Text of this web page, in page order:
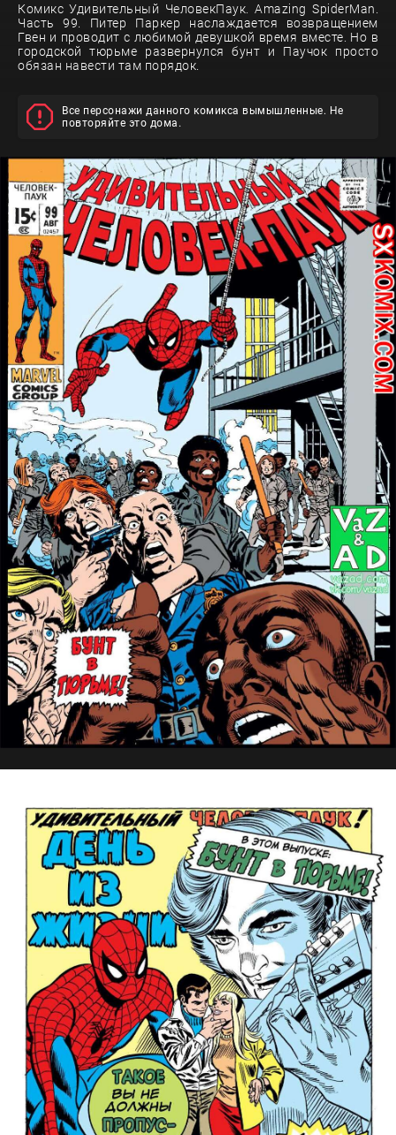
Комикс Удивительный ЧеловекПаук. Amazing SpiderMan.
Часть 99. Питер Паркер наслаждается возвращением
Гвен и проводит с любимой девушкой время вместе. Но в
городской тюрьме развернулся бунт и Паучок просто
обязан навести там порядок.
Все персонажи данного комикса вымышленные. Не
повторяйте это дома.